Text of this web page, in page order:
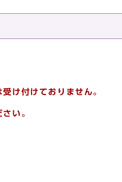
け付けておりません。
い。